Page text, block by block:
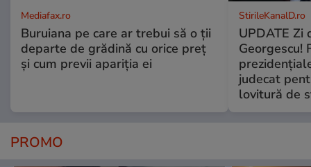
Mediafax.ro
Buruiana pe care ar trebui să o ții
departe de grădină cu orice preț
și cum previi apariția ei
StirileKanalD.ro
UPDATE Zi
Georgescu!
judecat
lovitură de
PROMO